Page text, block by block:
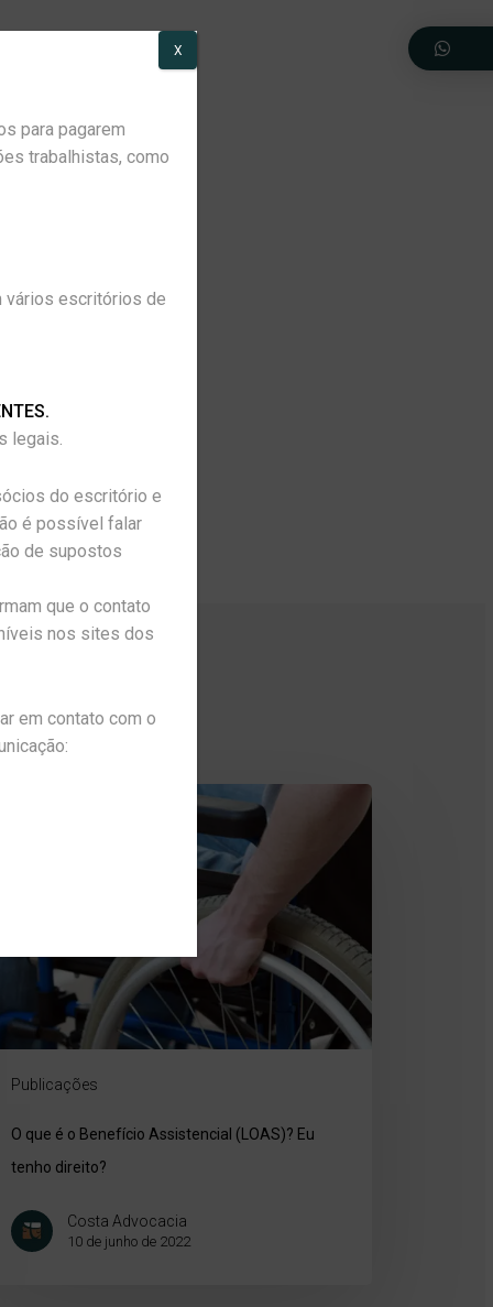
Publicações
O que é o Benefício Assistencial (LOAS)? Eu
tenho direito?
Costa Advocacia
10 de junho de 2022
para pagarem
trabalhistas, como
vários escritórios de
legais.
do escritório e
é possível falar
de supostos
que o contato
nos sites dos
em contato com o
X